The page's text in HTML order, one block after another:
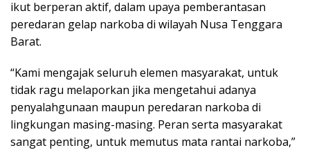
ikut berperan aktif, dalam upaya pemberantasan
peredaran gelap narkoba di wilayah Nusa Tenggara
Barat.
“Kami mengajak seluruh elemen masyarakat, untuk
tidak ragu melaporkan jika mengetahui adanya
penyalahgunaan maupun peredaran narkoba di
lingkungan masing-masing. Peran serta masyarakat
sangat penting, untuk memutus mata rantai narkoba,”